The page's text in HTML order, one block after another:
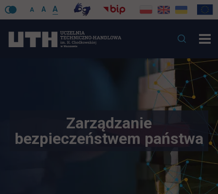
A A A
Zarządzanie
bezpieczeństwem państwa